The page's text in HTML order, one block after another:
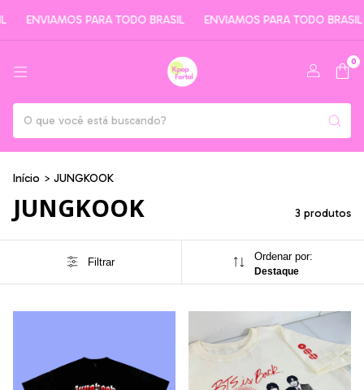
ENVIAMOS PARA TODO BRASIL ENVIAMOS PARA TODO BRASIL
0
Início > JUNGKOOK
JUNGKOOK 3 produtos
Filtrar Ordenar por:
Destaque